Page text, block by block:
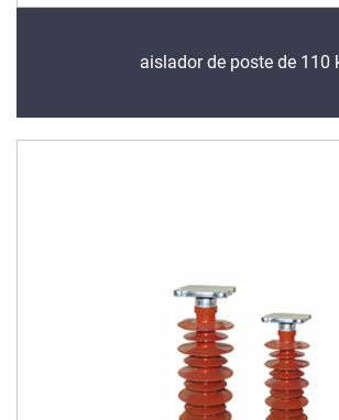
aislador de poste de 110